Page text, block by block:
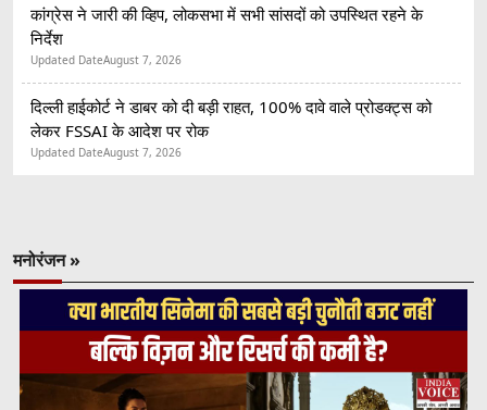
कांग्रेस ने जारी की व्हिप, लोकसभा में सभी सांसदों को उपस्थित रहने के
निर्देश
Updated DateAugust 7, 2026
दिल्ली हाईकोर्ट ने डाबर को दी बड़ी राहत, 100% दावे वाले प्रोडक्ट्स को
लेकर FSSAI के आदेश पर रोक
Updated DateAugust 7, 2026
मनोरंजन »